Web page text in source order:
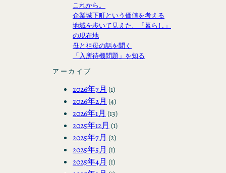
これから。
企業城下町という価値を考える
地域を歩いて見えた、「暮らし」
の現在地
母と祖母の話を聞く
「入所待機問題」を知る
アーカイブ
2026年7月 (1)
2026年2月 (4)
2026年1月 (13)
2025年12月 (1)
2025年7月 (2)
2025年5月 (1)
2025年4月 (1)